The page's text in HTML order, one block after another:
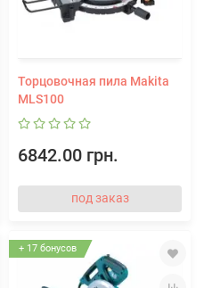
Торцовочная пила Makita
MLS100
6842.00 грн.
под заказ
+ 17 бонусов